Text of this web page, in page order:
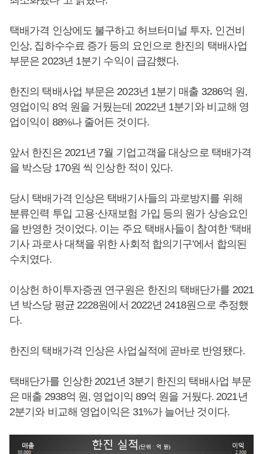
택배가격 인상에도 불구하고 허브터미널 투자, 인건비
인상, 집하수수료 증가 등의 요인으로 한진의 택배사업
부문은 2023년 1분기 수익이 급감했다.
한진의 택배사업 부문은 2023년 1분기 매출 3286억 원,
영업이익 8억 원을 거뒀는데 2022년 1분기와 비교해 영
업이익이 88%나 줄어든 것이다.
앞서 한진은 2021년 7월 기업고객을 대상으로 택배가격
을 박스당 170원 씩 인상한 적이 있다.
당시 택배가격 인상은 택배기사들의 과로방지를 위해
분류인력 투입 고용·산재보험 가입 등의 원가 상승요인
을 반영한 것이었다. 이는 주요 택배사들이 참여한 ‘택배
기사 과로사 대책을 위한 사회적 합의기구’에서 합의된
수치였다.
이상헌 하이투자증권 연구원은 한진의 택배단가를 2021
년 박스당 평균 2228원에서 2022년 2418원으로 추정했
다.
한진의 택배가격 인상은 사업실적에 곧바로 반영됐다.
택배단가를 인상한 2021년 3분기 한진의 택배사업 부문
은 매출 2938억 원, 영업이익 89억 원을 거뒀다. 2021년
2분기와 비교해 영업이익은 31%가 늘어난 것이다.